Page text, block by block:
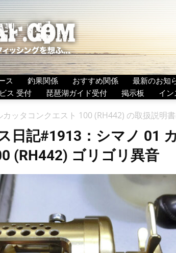
BeWAF
(ビ
ワ
エ
フ）
ス 釣果関係 おすすめ関係 最新のお知
ス 受付
琵琶湖ガイド受付 掲示板 イン
カッタコンクエスト 100 (RH442) の取扱説明
日記#1913：シマノ 01
(RH442) ゴリゴリ異音